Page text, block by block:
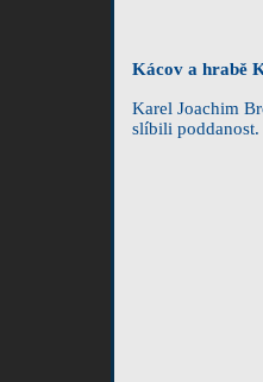
Kácov a hrabě
Karel Joachim
slíbili poddanost.